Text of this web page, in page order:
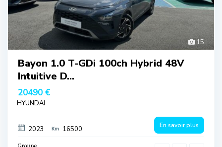
15
Bayon 1.0 T-GDi 100ch Hybrid 48V
Intuitive D...
20490 €
HYUNDAI
2023 16500 En savoir plus